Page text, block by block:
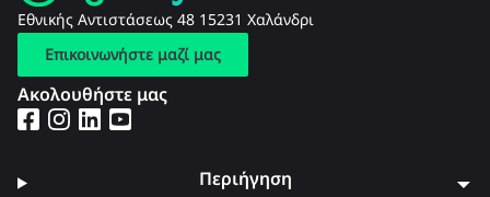
Εθνικής Αντιστάσεως 48 15231 Χαλάνδρι
Επικοινωνήστε μαζί μας
Ακολουθήστε μας
Περιήγηση